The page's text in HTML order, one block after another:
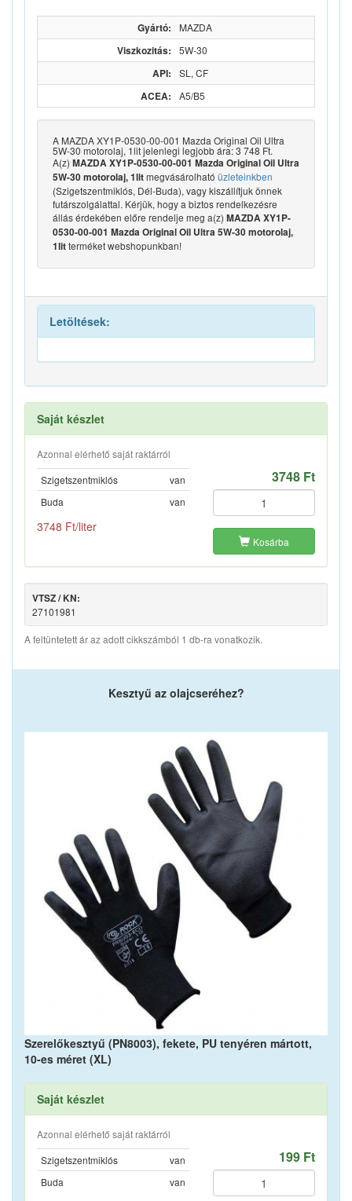
Gyártó: MAZDA
Viszkozitás: 5W-30
API: SL, CF
ACEA: A5/B5
A MAZDA XY1P-0530-00-001 Mazda Original Oil Ultra
5W-30 motorolaj, 1lit jelenlegi legjobb ára: 3 748 Ft.
A(z) MAZDA XY1P-0530-00-001 Mazda Original Oil Ultra
5W-30 motorolaj, 1litmegvásárolható üzleteinkben
(Szigetszentmiklós, Dél-Buda), vagy kiszállítjuk önnek
futárszolgálattal. Kérjük, hogy a biztos rendelkezésre
állás érdekében előre rendelje meg a(z) MAZDA XY1P-
0530-00-001 Mazda Original Oil Ultra 5W-30 motorolaj,
1litterméket webshopunkban!
Letöltések:
Saját készlet
Azonnal elérhető saját raktárról
Szigetszentmiklós
van
Buda
van
3748 Ft/liter
3748 Ft
Kosárba
VTSZ / KN:
27101981
A feltüntetett ár az adott cikkszámból 1 db-ra vonatkozik.
Kesztyű az olajcseréhez?
Szerelőkesztyű (PN8003), fekete, PU tenyéren mártott,
10-es méret (XL)
Saját készlet
Azonnal elérhető saját raktárról
Szigetszentmiklós
van
Buda
van
199 Ft